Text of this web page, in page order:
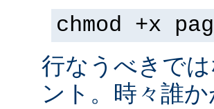
chmod +x
行なうべきで
ント。時々誰